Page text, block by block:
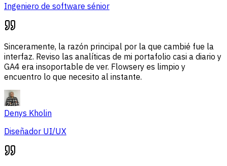
Ingeniero de software sénior
Sinceramente, la razón principal por la que cambié fue la
interfaz. Reviso las analíticas de mi portafolio casi a diario y
GA4 era insoportable de ver. Flowsery es limpio y
encuentro lo que necesito al instante.
Denys Kholin
Diseñador UI/UX